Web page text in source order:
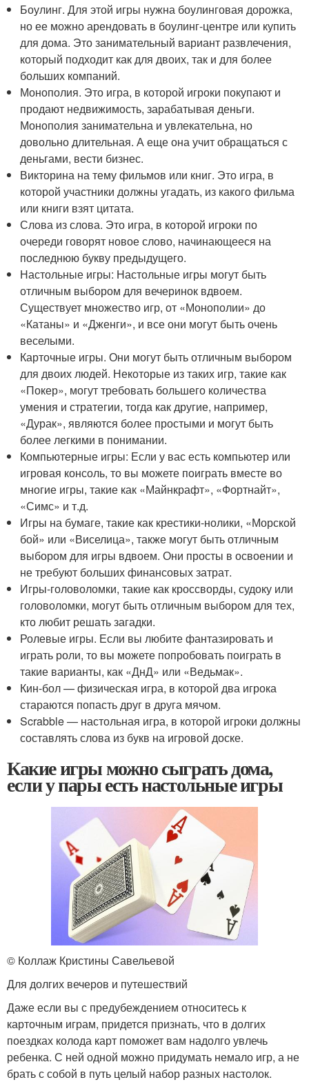
Боулинг. Для этой игры нужна боулинговая дорожка,
но ее можно арендовать в боулинг-центре или купить
для дома. Это занимательный вариант развлечения,
который подходит как для двоих, так и для более
больших компаний.
Монополия. Это игра, в которой игроки покупают и
продают недвижимость, зарабатывая деньги.
Монополия занимательна и увлекательна, но
довольно длительная. А еще она учит обращаться с
деньгами, вести бизнес.
Викторина на тему фильмов или книг. Это игра, в
которой участники должны угадать, из какого фильма
или книги взят цитата.
Слова из слова. Это игра, в которой игроки по
очереди говорят новое слово, начинающееся на
последнюю букву предыдущего.
Настольные игры: Настольные игры могут быть
отличным выбором для вечеринок вдвоем.
Существует множество игр, от «Монополии» до
«Катаны» и «Дженги», и все они могут быть очень
веселыми.
Карточные игры. Они могут быть отличным выбором
для двоих людей. Некоторые из таких игр, такие как
«Покер», могут требовать большего количества
умения и стратегии, тогда как другие, например,
«Дурак», являются более простыми и могут быть
более легкими в понимании.
Компьютерные игры: Если у вас есть компьютер или
игровая консоль, то вы можете поиграть вместе во
многие игры, такие как «Майнкрафт», «Фортнайт»,
«Симс» и т.д.
Игры на бумаге, такие как крестики-нолики, «Морской
бой» или «Виселица», также могут быть отличным
выбором для игры вдвоем. Они просты в освоении и
не требуют больших финансовых затрат.
Игры-головоломки, такие как кроссворды, судоку или
головоломки, могут быть отличным выбором для тех,
кто любит решать загадки.
Ролевые игры. Если вы любите фантазировать и
играть роли, то вы можете попробовать поиграть в
такие варианты, как «ДнД» или «Ведьмак».
Кин-бол — физическая игра, в которой два игрока
стараются попасть друг в друга мячом.
Scrabble — настольная игра, в которой игроки должны
составлять слова из букв на игровой доске.
Какие игры можно сыграть дома,
если у пары есть настольные игры
© Коллаж Кристины Савельевой
Для долгих вечеров и путешествий
Даже если вы с предубеждением относитесь к
карточным играм, придется признать, что в долгих
поездках колода карт поможет вам надолго увлечь
ребенка. С ней одной можно придумать немало игр, а не
брать с собой в путь целый набор разных настолок.